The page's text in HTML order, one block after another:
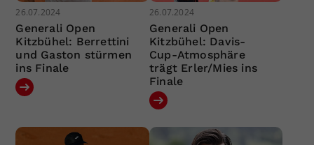
26.07.2024
Generali Open
Kitzbühel: Berrettini
und Gaston stürmen
ins Finale
26.07.2024
Generali Open
Kitzbühel: Davis-
Cup-Atmosphäre
trägt Erler/Mies ins
Finale